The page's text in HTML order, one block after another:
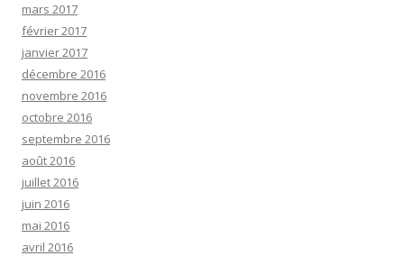
mars 2017
février 2017
janvier 2017
décembre 2016
novembre 2016
octobre 2016
septembre 2016
août 2016
juillet 2016
juin 2016
mai 2016
avril 2016